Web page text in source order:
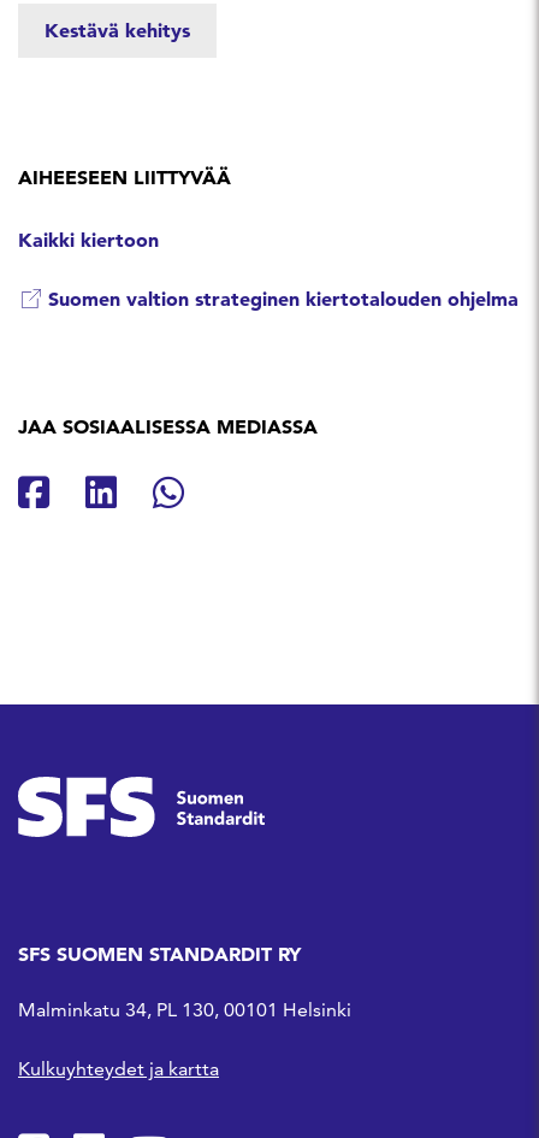
Kestävä kehitys
AIHEESEEN LIITTYVÄÄ
Kaikki kiertoon
Suomen valtion strateginen kiertotalouden ohjelma
JAA SOSIAALISESSA MEDIASSA
Jaa Facebookissa
Jaa Linkedinissä
Jaa Whatsappissa
SFS SUOMEN STANDARDIT RY
Malminkatu 34, PL 130, 00101 Helsinki
Kulkuyhteydet ja kartta